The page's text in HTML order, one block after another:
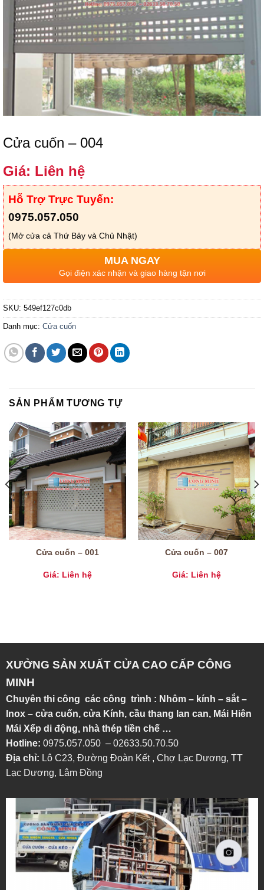
Cửa cuốn – 004
Giá: Liên hệ
Hỗ Trợ Trực Tuyến:
0975.057.050
(Mở cửa cả Thứ Bảy và Chủ Nhật)
MUA NGAY
Gọi điện xác nhận và giao hàng tận nơi
SKU: 549ef127c0db
Danh mục: Cửa cuốn
SẢN PHẨM TƯƠNG TỰ
Cửa cuốn – 001
Giá: Liên hệ
Cửa cuốn – 007
Giá: Liên hệ
XƯỞNG SẢN XUẤT CỬA CAO CẤP CÔNG
MINH
Chuyên thi công các công trình : Nhôm – kính – sắt –
Inox – cửa cuốn, cửa Kính, cầu thang lan can, Mái Hiên
Mái Xếp di động, nhà thép tiền chế …
Hotline: 0975.057.050 – 02633.50.70.50
Địa chỉ: Lô C23, Đường Đoàn Kết , Chợ Lạc Dương, TT
Lạc Dương, Lâm Đồng